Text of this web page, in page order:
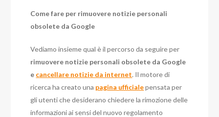
Come fare per rimuovere notizie personali
obsolete da Google
Vediamo insieme qual è il percorso da seguire per
rimuovere notizie personali obsolete da Google
e cancellare notizie da internet. Il motore di
ricerca ha creato una pagina ufficiale pensata per
gli utenti che desiderano chiedere la rimozione delle
informazioni ai sensi del nuovo regolamento